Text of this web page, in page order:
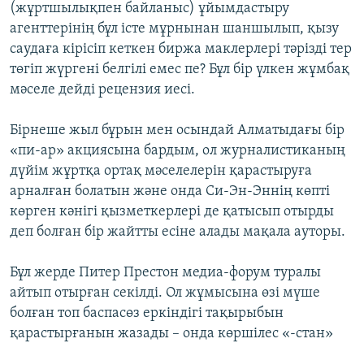
(жұртшылықпен байланыс) ұйымдастыру
агенттерінің бұл істе мұрнынан шаншылып, қызу
саудаға кірісіп кеткен биржа маклерлері тәрізді тер
төгіп жүргені белгілі емес пе? Бұл бір үлкен жұмбақ
мәселе дейді рецензия иесі.
Бірнеше жыл бұрын мен осындай Алматыдағы бір
«пи-ар» акциясына бардым, ол журналистиканың
дүйім жұртқа ортақ мәселелерін қарастыруға
арналған болатын және онда Си-Эн-Эннің көпті
көрген кәнігі қызметкерлері де қатысып отырды
деп болған бір жайтты есіне алады мақала ауторы.
Бұл жерде Питер Престон медиа-форум туралы
айтып отырған секілді. Ол жұмысына өзі мүше
болған топ баспасөз еркіндігі тақырыбын
қарастырғанын жазады – онда көршілес «-стан»